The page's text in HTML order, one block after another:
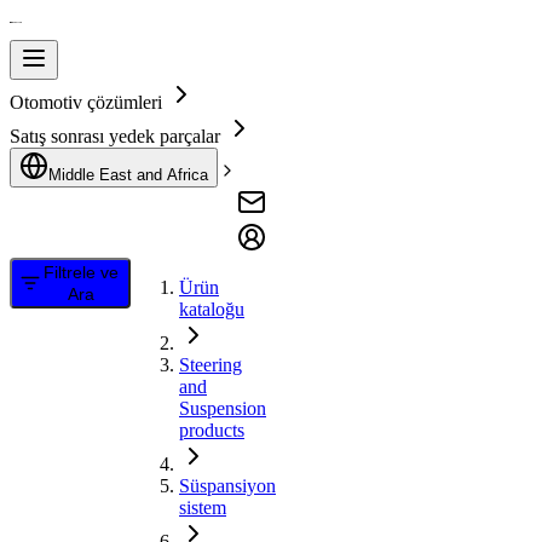
Otomotiv çözümleri
Satış sonrası yedek parçalar
Middle East and Africa
Filtrele ve
Ara
Ürün
kataloğu
Steering
and
Suspension
products
Süspansiyon
sistem